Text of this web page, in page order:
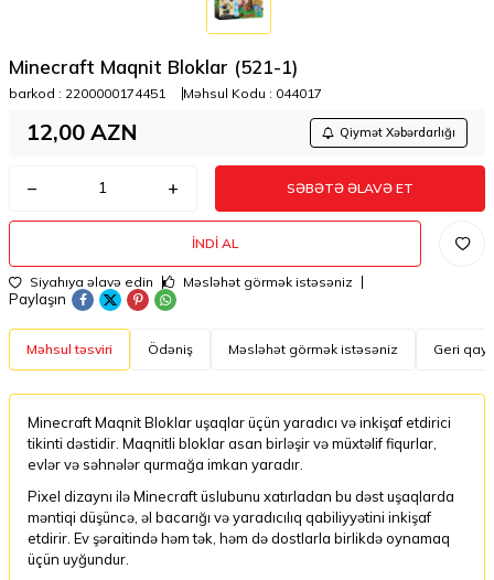
Minecraft Maqnit Bloklar (521-1)
barkod : 2200000174451 Məhsul Kodu : 044017
12,00 AZN Qiymət Xəbərdarlığı
SƏBƏTƏ ƏLAVƏ ET
İNDI AL
Siyahıya əlavə edin Məsləhət görmək istəsəniz
Paylaşın
Məhsul təsviri Ödəniş Məsləhət görmək istəsəniz Geri
Minecraft Maqnit Bloklar uşaqlar üçün yaradıcı və inkişaf etdirici
tikinti dəstidir. Maqnitli bloklar asan birləşir və müxtəlif fiqurlar,
evlər və səhnələr qurmağa imkan yaradır.
Pixel dizaynı ilə Minecraft üslubunu xatırladan bu dəst uşaqlarda
məntiqi düşüncə, əl bacarığı və yaradıcılıq qabiliyyətini inkişaf
etdirir. Ev şəraitində həm tək, həm də dostlarla birlikdə oynamaq
üçün uyğundur.